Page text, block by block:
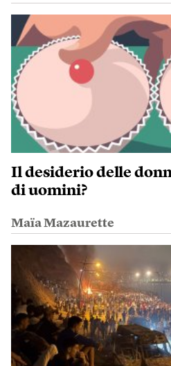
Il desiderio delle
di uomini?
Maïa Mazaurette